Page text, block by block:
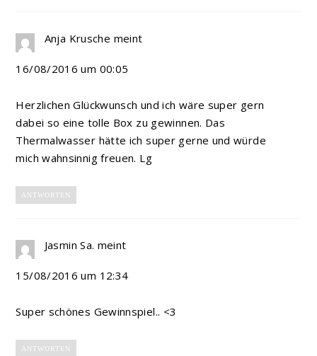
Anja Krusche meint
16/08/2016 um 00:05
Herzlichen Glückwunsch und ich wäre super gern
dabei so eine tolle Box zu gewinnen. Das
Thermalwasser hätte ich super gerne und würde
mich wahnsinnig freuen. Lg
ANTWORTEN
Jasmin Sa. meint
15/08/2016 um 12:34
Super schönes Gewinnspiel.. <3
ANTWORTEN